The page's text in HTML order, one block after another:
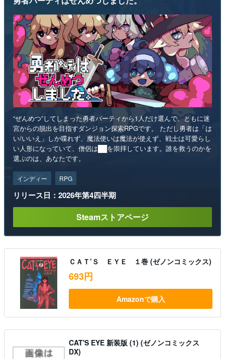
“ぜんめつ”してしまった勇者パーティから1人だけ選んで、ともに迷
宮からの脱出を目指すダンジョン探索RPGです。 ただし勇者は「は
い/いいえ」しか喋れず、魔法使いは魔法が使えず、戦士は可愛らし
い人形になっていて、僧侶は██を崇拝しています。誰を救うのかを
選ぶのは、あなたです。
インディー RPG
リリース日：2026年第4四半期
Steamストアページ
ＣＡＴ’Ｓ ＥＹＥ １巻 (ゼノンコミックス)
693円
Amazonで購入
CAT'S EYE 新装版 (1) (ゼノンコミックス
DX)